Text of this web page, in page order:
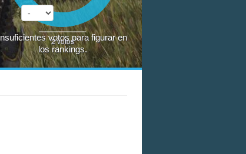
2votos
Insuficientes votos para figurar en
los rankings.